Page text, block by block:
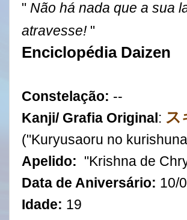
" Não há nada que a sua
atravesse! "
Enciclopédia Daizen
Constelação: --
Kanji/ Grafia Original : ス
("Kuryusaoru no
Apelido: "Krishna de
Data de Aniversário: 10/
Idade: 19